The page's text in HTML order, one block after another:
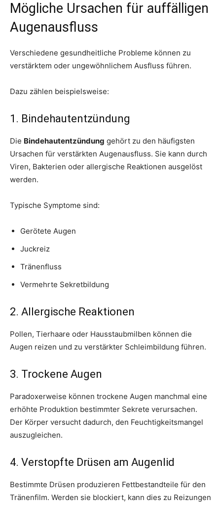
Mögliche Ursachen für auffälligen
Augenausfluss
Verschiedene gesundheitliche Probleme können zu
verstärktem oder ungewöhnlichem Ausfluss führen.
Dazu zählen beispielsweise:
1. Bindehautentzündung
Die Bindehautentzündung gehört zu den häufigsten
Ursachen für verstärkten Augenausfluss. Sie kann durch
Viren, Bakterien oder allergische Reaktionen ausgelöst
werden.
Typische Symptome sind:
Gerötete Augen
Juckreiz
Tränenfluss
Vermehrte Sekretbildung
2. Allergische Reaktionen
Pollen, Tierhaare oder Hausstaubmilben können die
Augen reizen und zu verstärkter Schleimbildung führen.
3. Trockene Augen
Paradoxerweise können trockene Augen manchmal eine
erhöhte Produktion bestimmter Sekrete verursachen.
Der Körper versucht dadurch, den Feuchtigkeitsmangel
auszugleichen.
4. Verstopfte Drüsen am Augenlid
Bestimmte Drüsen produzieren Fettbestandteile für den
Tränenfilm. Werden sie blockiert, kann dies zu Reizungen